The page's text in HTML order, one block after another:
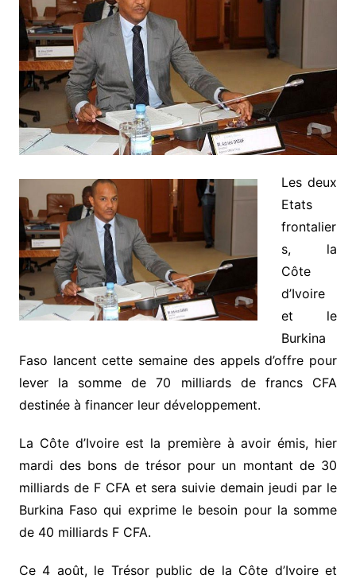
Les deux
Etats
frontalier
s, la
Côte
d’Ivoire
et le
Burkina
Faso lancent cette semaine des appels d’offre pour
lever la somme de 70 milliards de francs CFA
destinée à financer leur développement.
La Côte d’Ivoire est la première à avoir émis, hier
mardi des bons de trésor pour un montant de 30
milliards de F CFA et sera suivie demain jeudi par le
Burkina Faso qui exprime le besoin pour la somme
de 40 milliards F CFA.
Ce 4 août, le Trésor public de la Côte d’Ivoire et